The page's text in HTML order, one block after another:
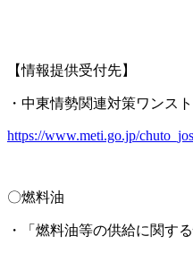
【情報提供受付先】
・中東情勢関連対策ワンス
https://www.meti.go.jp/
〇燃料油
・「燃料油等の供給に関す